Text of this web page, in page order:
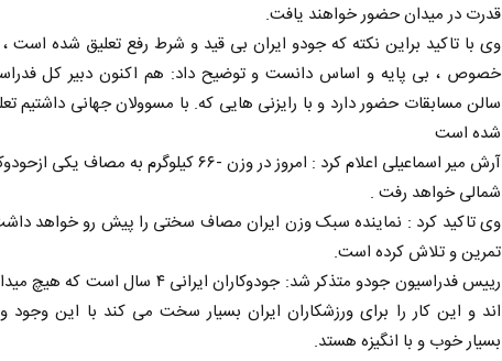
قدرت در میدان حضور خواهند یافت.
وی با تاکید براین نکته که جودو ایران بی قید و شرط رفع تعلیق شده است
خصوص ، بی پایه و اساس دانست و توضیح داد: هم اکنون دبیر کل
سالن مسابقات حضور دارد و با رایزنی هایی که. با مسوولان جهانی داشتیم
شده است
آرش میر اسماعیلی اعلام کرد : امروز در وزن -۶۶ کیلوگرم
شمالی خواهد رفت .
وی تاکید کرد : نماینده سبک وزن ایران مصاف سختی را پیش رو خواهد داشت
تمرین و تلاش کرده است.
رییس فدراسیون جودو متذکر شد: جودوکاران
اند و این کار را برای ورزشکاران ایران بسیار سخت می کند با این وجود
بسیار خوب و با انگیزه هستد.